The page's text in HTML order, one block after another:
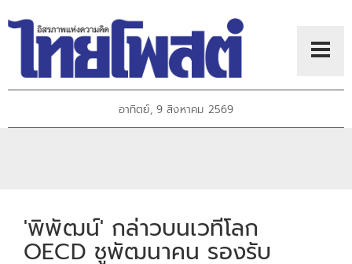
อาทิตย์, 9 สิงหาคม 2569
'พิพัฒน์' กล่าวบนเวทีโลก
OECD ชูพัฒนาคน รองรับ